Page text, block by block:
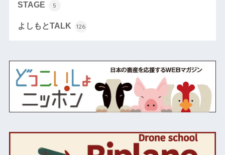
STAGE 5
よしもとTALK 126